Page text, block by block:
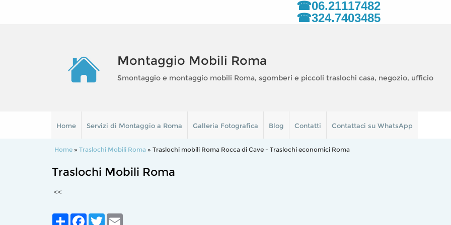
☎06.21117482
☎324.7403485
Montaggio Mobili Roma
Smontaggio e montaggio mobili Roma, sgomberi e piccoli traslochi casa, negozio, ufficio
Home Servizi di Montaggio a Roma Galleria Fotografica Blog Contatti Contattaci su WhatsApp
Home » Traslochi Mobili Roma » Traslochi mobili Roma Rocca di Cave - Traslochi economici Roma
Traslochi Mobili Roma
<<
Share FacebookTwitter